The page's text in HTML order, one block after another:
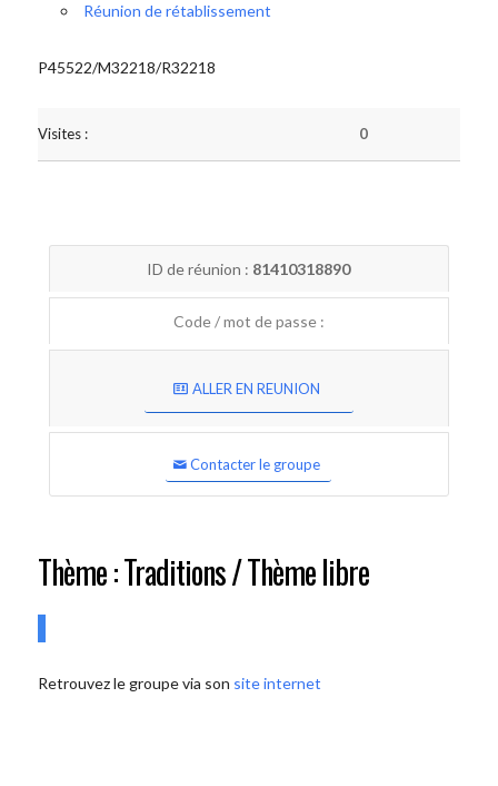
Réunion de rétablissement
P45522/M32218/R32218
Visites : 0
ID de réunion : 81410318890
Code / mot de passe :
ALLER EN REUNION
Contacter le groupe
Thème : Traditions / Thème libre
Retrouvez le groupe via son site internet